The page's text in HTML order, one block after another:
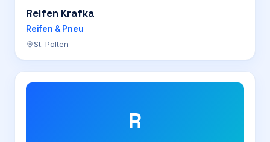
Reifen Krafka
Reifen & Pneu
St. Pölten
R